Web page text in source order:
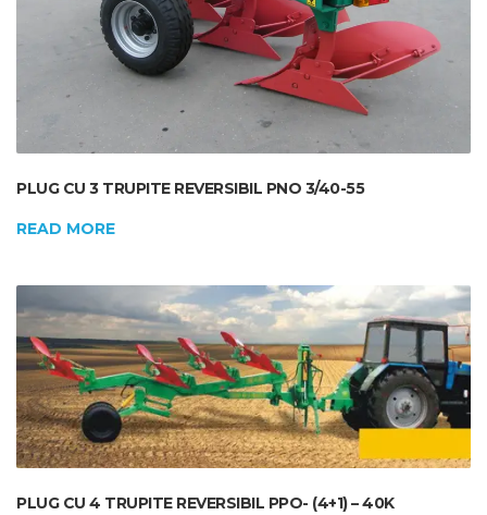
PLUG CU 3 TRUPITE REVERSIBIL PNO 3/40-55
READ MORE
PLUG CU 4 TRUPITE REVERSIBIL PPO- (4+1) – 40K